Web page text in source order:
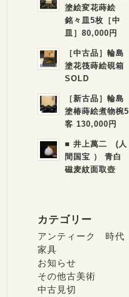
塗絵変花蒔絵
銘々皿5枚［中
皿］80,000円
［中古品］輪島
塗花筏蒔絵硯箱
SOLD
［新古品］輪島
塗椿蒔絵煮物椀5
客 130,000円
■ 井上萬二 (人
間国宝 ） 青白
磁麦紋面取壺
カテゴリー
アンティーク 時代
家具
お知らせ
その他古美術
中古見切